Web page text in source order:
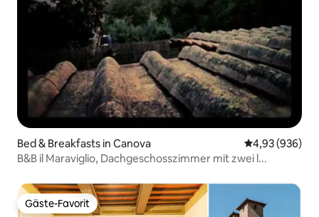
Bed & Breakfasts in Canova
4,93 (936)
B&B il Maraviglio, Dachgeschosszimmer mit zwei l...
Gäste-Favorit
Gäste-Favorit